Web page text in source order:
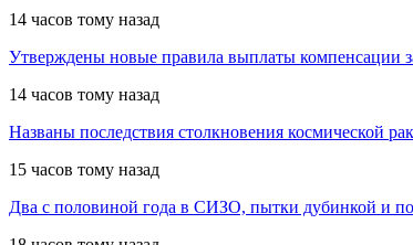
14 часов тому назад
Утверждены новые правила выплаты компенсации
14 часов тому назад
Названы последствия столкновения космической
15 часов тому назад
Два с половиной года в СИЗО, пытки дубинкой и